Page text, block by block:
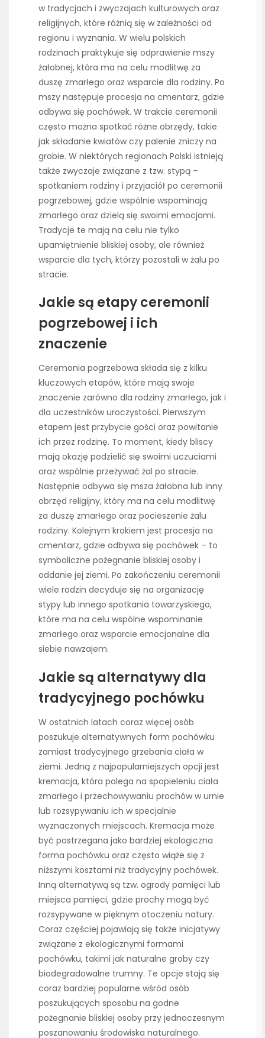
w tradycjach i zwyczajach kulturowych oraz
religijnych, które różnią się w zależności od
regionu i wyznania. W wielu polskich
rodzinach praktykuje się odprawienie mszy
żałobnej, która ma na celu modlitwę za
duszę zmarłego oraz wsparcie dla rodziny. Po
mszy następuje procesja na cmentarz, gdzie
odbywa się pochówek. W trakcie ceremonii
często można spotkać różne obrzędy, takie
jak składanie kwiatów czy palenie zniczy na
grobie. W niektórych regionach Polski istnieją
także zwyczaje związane z tzw. stypą –
spotkaniem rodziny i przyjaciół po ceremonii
pogrzebowej, gdzie wspólnie wspominają
zmarłego oraz dzielą się swoimi emocjami.
Tradycje te mają na celu nie tylko
upamiętnienie bliskiej osoby, ale również
wsparcie dla tych, którzy pozostali w żalu po
stracie.
Jakie są etapy ceremonii
pogrzebowej i ich
znaczenie
Ceremonia pogrzebowa składa się z kilku
kluczowych etapów, które mają swoje
znaczenie zarówno dla rodziny zmarłego, jak i
dla uczestników uroczystości. Pierwszym
etapem jest przybycie gości oraz powitanie
ich przez rodzinę. To moment, kiedy bliscy
mają okazję podzielić się swoimi uczuciami
oraz wspólnie przeżywać żal po stracie.
Następnie odbywa się msza żałobna lub inny
obrzęd religijny, który ma na celu modlitwę
za duszę zmarłego oraz pocieszenie żalu
rodziny. Kolejnym krokiem jest procesja na
cmentarz, gdzie odbywa się pochówek – to
symboliczne pożegnanie bliskiej osoby i
oddanie jej ziemi. Po zakończeniu ceremonii
wiele rodzin decyduje się na organizację
stypy lub innego spotkania towarzyskiego,
które ma na celu wspólne wspominanie
zmarłego oraz wsparcie emocjonalne dla
siebie nawzajem.
Jakie są alternatywy dla
tradycyjnego pochówku
W ostatnich latach coraz więcej osób
poszukuje alternatywnych form pochówku
zamiast tradycyjnego grzebania ciała w
ziemi. Jedną z najpopularniejszych opcji jest
kremacja, która polega na spopieleniu ciała
zmarłego i przechowywaniu prochów w urnie
lub rozsypywaniu ich w specjalnie
wyznaczonych miejscach. Kremacja może
być postrzegana jako bardziej ekologiczna
forma pochówku oraz często wiąże się z
niższymi kosztami niż tradycyjny pochówek.
Inną alternatywą są tzw. ogrody pamięci lub
miejsca pamięci, gdzie prochy mogą być
rozsypywane w pięknym otoczeniu natury.
Coraz częściej pojawiają się także inicjatywy
związane z ekologicznymi formami
pochówku, takimi jak naturalne groby czy
biodegradowalne trumny. Te opcje stają się
coraz bardziej popularne wśród osób
poszukujących sposobu na godne
pożegnanie bliskiej osoby przy jednoczesnym
poszanowaniu środowiska naturalnego.